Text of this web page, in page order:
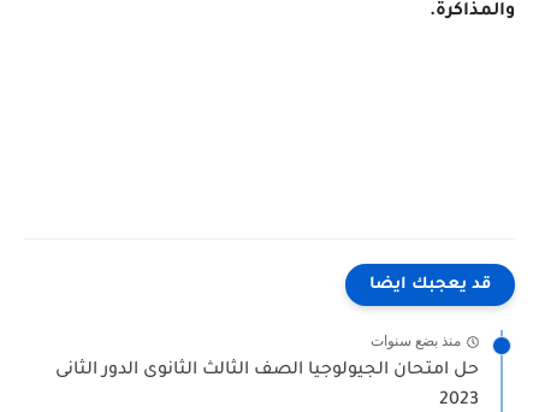
والمذاكرة.
قد يعجبك ايضا
منذ بضع سنوات
حل امتحان الجيولوجيا الصف الثالث الثانوى الدور الثانى
2023